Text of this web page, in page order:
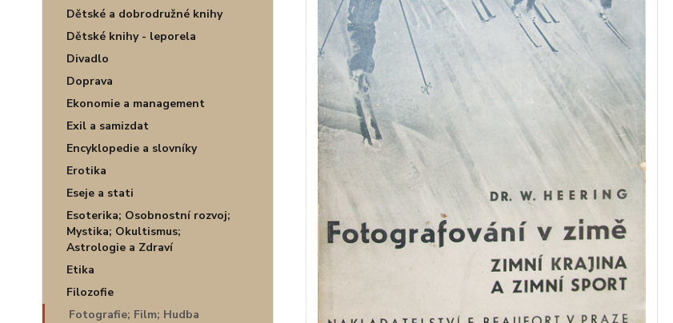
Dětské a dobrodružné knihy
Dětské knihy - leporela
Divadlo
Doprava
Ekonomie a management
Exil a samizdat
Encyklopedie a slovníky
Erotika
Eseje a stati
Esoterika; Osobnostní rozvoj;
Mystika; Okultismus;
Astrologie a Zdraví
Etika
Filozofie
Fotografie; Film; Hudba